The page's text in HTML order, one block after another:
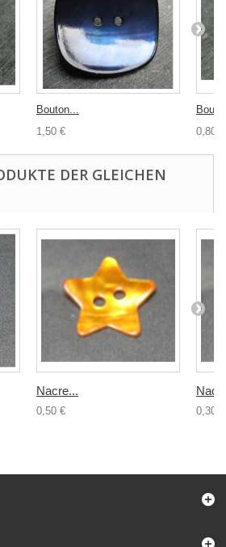
Bouton...
1,50 €
0,80 €
DER GLEICHEN
Nacre...
0,50 € 0,30 €